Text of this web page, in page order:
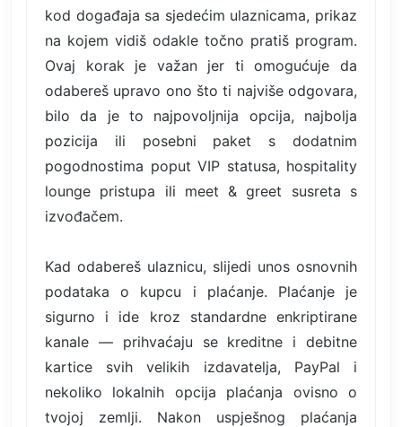
kod događaja sa sjedećim ulaznicama, prikaz
na kojem vidiš odakle točno pratiš program.
Ovaj korak je važan jer ti omogućuje da
odabereš upravo ono što ti najviše odgovara,
bilo da je to najpovoljnija opcija, najbolja
pozicija ili posebni paket s dodatnim
pogodnostima poput VIP statusa, hospitality
lounge pristupa ili meet & greet susreta s
izvođačem.
Kad odabereš ulaznicu, slijedi unos osnovnih
podataka o kupcu i plaćanje. Plaćanje je
sigurno i ide kroz standardne enkriptirane
kanale — prihvaćaju se kreditne i debitne
kartice svih velikih izdavatelja, PayPal i
nekoliko lokalnih opcija plaćanja ovisno o
tvojoj zemlji. Nakon uspješnog plaćanja